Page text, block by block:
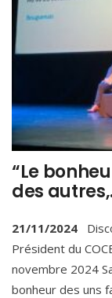
“Le
des
21/11/2024
Président du
novembre 2024
bonheur des uns